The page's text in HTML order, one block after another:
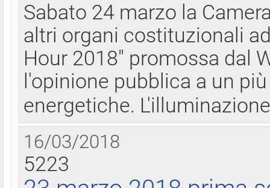
Sabato 24 marzo la
altri organi costituzionali
Hour 2018" promossa dal
l'opinione pubblica a un
energetiche.
16/03/2018
5223